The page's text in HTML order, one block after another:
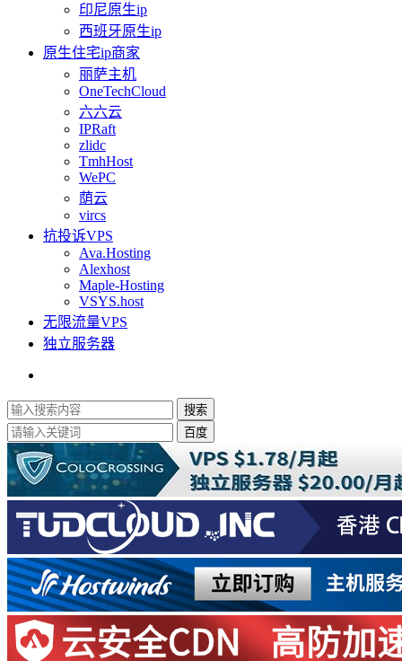
印尼原生ip
西班牙原生ip
原生住宅ip商家
丽萨主机
OneTechCloud
六六云
IPRaft
zlidc
TmhHost
WePC
荫云
vircs
抗投诉VPS
Ava.Hosting
Alexhost
Maple-Hosting
VSYS.host
无限流量VPS
独立服务器